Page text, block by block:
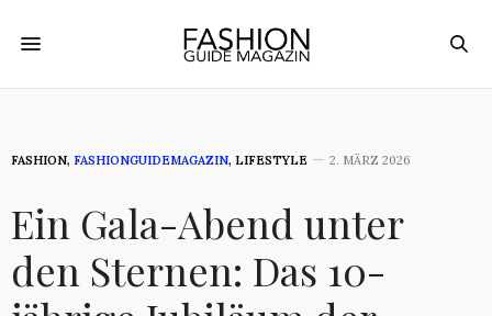
FASHION, FASHIONGUIDEMAGAZIN, LIFESTYLE 2. MÄRZ 2026
Ein Gala-Abend unter
den Sternen: Das 10-